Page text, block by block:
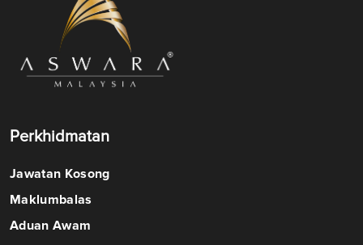
Perkhidmatan
Jawatan Kosong
Maklumbalas
Aduan Awam